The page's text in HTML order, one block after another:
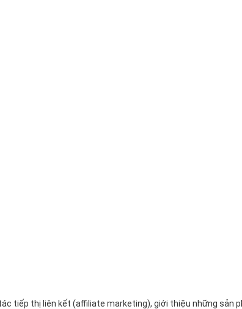
tiếp thị liên kết (affiliate marketing), giới thiệu những sản